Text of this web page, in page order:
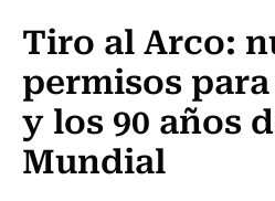
Tiro al Arco:
permisos
y los 90 años
Mundial